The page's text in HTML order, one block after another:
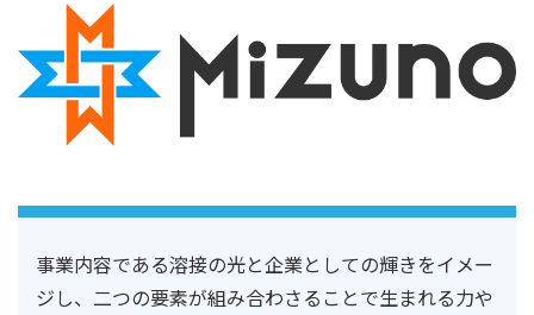
事業内容である溶接の光と企業としての輝きをイメー
ジし、二つの要素が組み合わさることで生まれる力や